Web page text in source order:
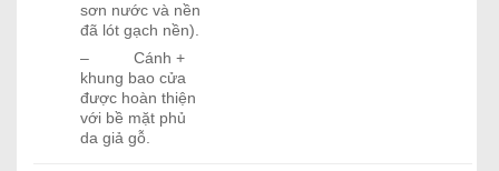
sơn nước và nền
đã lót gạch nền).
– Cánh +
khung bao cửa
được hoàn thiện
với bề mặt phủ
da giả gỗ.